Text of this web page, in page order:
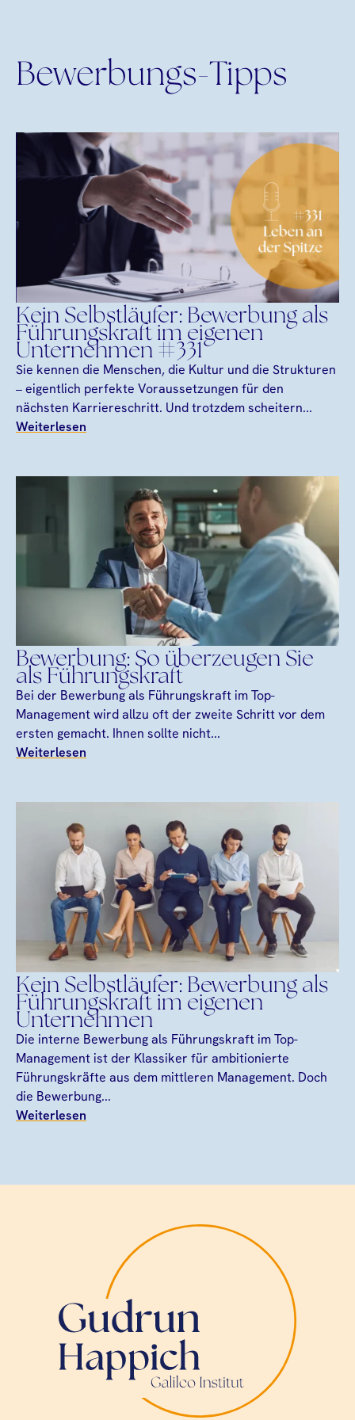
Bewerbungs-Tipps
Kein Selbstläufer: Bewerbung als
Führungskraft im eigenen
Unternehmen #331
Sie kennen die Menschen, die Kultur und die Strukturen
– eigentlich perfekte Voraussetzungen für den
nächsten Karriereschritt. Und trotzdem scheitern...
Weiterlesen
Bewerbung: So überzeugen Sie
als Führungskraft
Bei der Bewerbung als Führungskraft im Top-
Management wird allzu oft der zweite Schritt vor dem
ersten gemacht. Ihnen sollte nicht...
Weiterlesen
Kein Selbstläufer: Bewerbung als
Führungskraft im eigenen
Unternehmen
Die interne Bewerbung als Führungskraft im Top-
Management ist der Klassiker für ambitionierte
Führungskräfte aus dem mittleren Management. Doch
die Bewerbung...
Weiterlesen